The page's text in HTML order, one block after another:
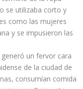
se utilizaba corto y
como las mujeres
y se impusieron las
un fervor cara
de la ciudad de
consumían comida